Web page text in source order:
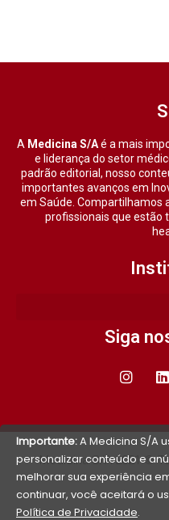
A Medicina S/Aé a mais
e liderança do setor
padrão editorial, nosso
importantes avanços em
em Saúde. Compartilhamos
profissionais que estão
Siga
Medicina S/A 2021 ©
Importante:A Medicina S/A
personalizar conteúdo e
melhorar sua experiência
continuar, você aceitará o
Política de Privacidade.